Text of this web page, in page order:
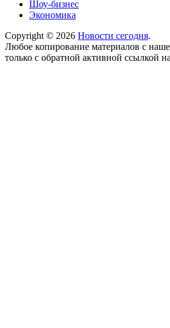
Шоу-бизнес
Экономика
Copyright © 2026 Новости сегодня.
Любое копирование материалов с
только с обратной активной ссылкой